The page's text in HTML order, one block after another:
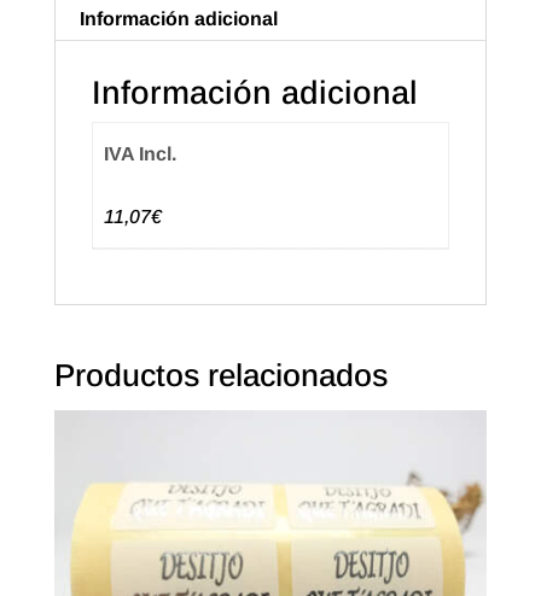
catalán,
Oro.
(1.000u.)
cantidad
Información adicional
Información adicional
IVA Incl.
11,07€
Productos relacionados